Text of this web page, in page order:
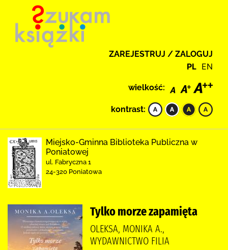
ZAREJESTRUJ / ZALOGUJ
PL EN
wielkość:
kontrast:
Miejsko-Gminna Biblioteka Publiczna w
Poniatowej
ul. Fabryczna 1
24-320 Poniatowa
Tylko morze zapamięta
OLEKSA, MONIKA A.,
WYDAWNICTWO FILIA